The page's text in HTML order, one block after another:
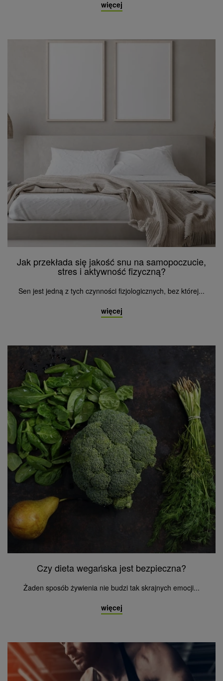
więcej
Jak przekłada się jakość snu na samopoczucie,
stres i aktywność fizyczną?
Sen jest jedną z tych czynności fizjologicznych, bez której...
więcej
Czy dieta wegańska jest bezpieczna?
Żaden sposób żywienia nie budzi tak skrajnych emocji...
więcej